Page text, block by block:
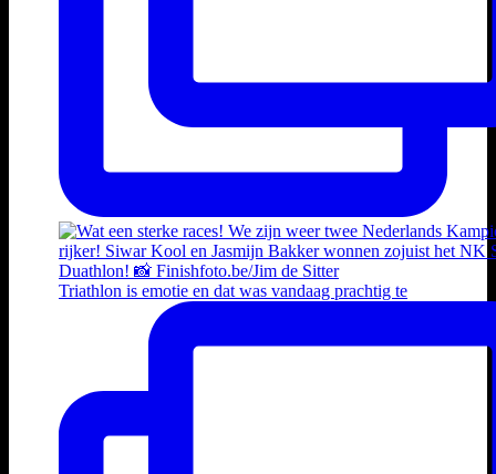
Triathlon is emotie en dat was vandaag prachtig te